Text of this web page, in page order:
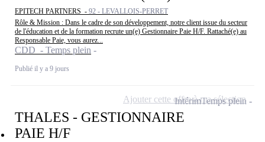
EPITECH PARTNERS - 92 - LEVALLOIS-PERRET
Rôle & Mission : Dans le cadre de son développement, notre client issue du secteur
de l'éducation et de la formation recrute un(e) Gestionnaire Paie H/F. Rattaché(e) au
Responsable Paie, vous aurez...
CDD - Temps plein
Publié il y a 9 jours
THALES - GESTIONNAIRE
PAIE H/F
IntérimTemps plein
Ajouter cette offre à ma sélection